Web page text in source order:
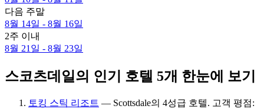
다음 주말
8월 14일 - 8월 16일
2주 이내
8월 21일 - 8월 23일
스코츠데일의 인기 호텔 5개 한눈에 보기
토킹 스틱 리조트 — Scottsdale의 4성급 호텔. 고객 평점: